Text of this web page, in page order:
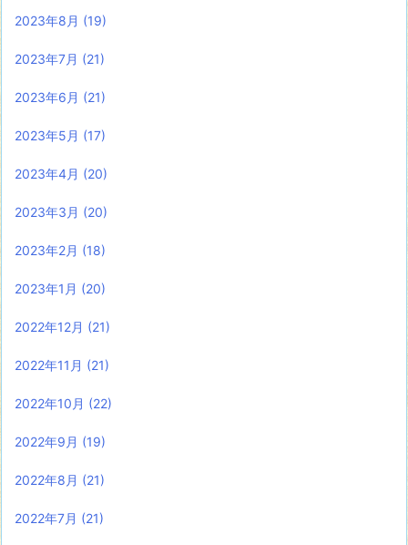
2023年8月 (19)
2023年7月 (21)
2023年6月 (21)
2023年5月 (17)
2023年4月 (20)
2023年3月 (20)
2023年2月 (18)
2023年1月 (20)
2022年12月 (21)
2022年11月 (21)
2022年10月 (22)
2022年9月 (19)
2022年8月 (21)
2022年7月 (21)